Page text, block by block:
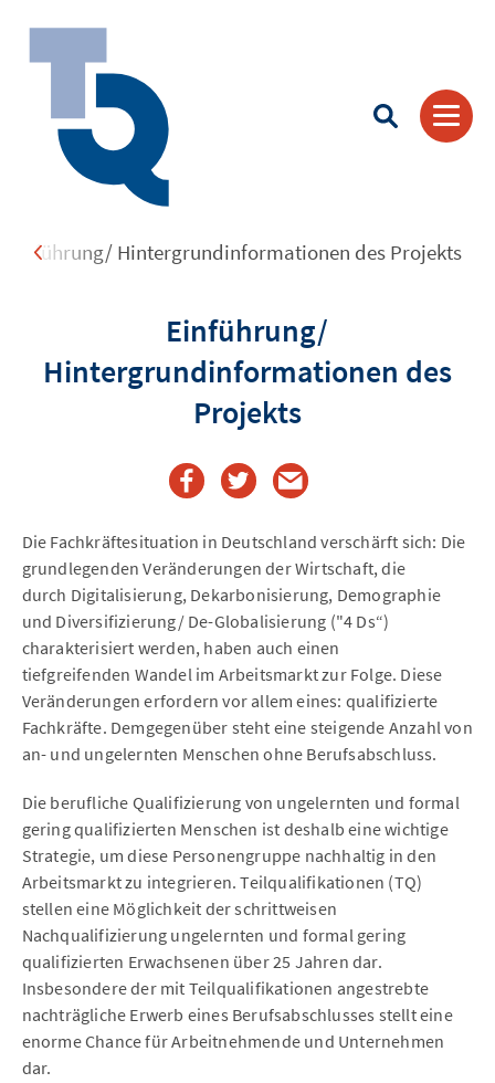
Suchbegriff eingeben
Einführung/ Hintergrundinformationen des Projekts
Einführung/
Hintergrundinformationen des
Projekts
Die Fachkräftesituation in Deutschland verschärft sich: Die
grundlegenden Veränderungen der Wirtschaft, die
durch Digitalisierung, Dekarbonisierung, Demographie
und Diversifizierung/ De-Globalisierung ("4 Ds“)
charakterisiert werden, haben auch einen
tiefgreifenden Wandel im Arbeitsmarkt zur Folge. Diese
Veränderungen erfordern vor allem eines: qualifizierte
Fachkräfte. Demgegenüber steht eine steigende Anzahl von
an- und ungelernten Menschen ohne Berufsabschluss.
Die berufliche Qualifizierung von ungelernten und formal
gering qualifizierten Menschen ist deshalb eine wichtige
Strategie, um diese Personengruppe nachhaltig in den
Arbeitsmarkt zu integrieren. Teilqualifikationen (TQ)
stellen eine Möglichkeit der schrittweisen
Nachqualifizierung ungelernten und formal gering
qualifizierten Erwachsenen über 25 Jahren dar.
Insbesondere der mit Teilqualifikationen angestrebte
nachträgliche Erwerb eines Berufsabschlusses stellt eine
enorme Chance für Arbeitnehmende und Unternehmen
dar.